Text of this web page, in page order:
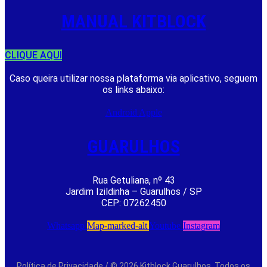
MANUAL KITBLOCK
CLIQUE AQUI
Caso queira utilizar nossa plataforma via aplicativo, seguem
os links abaixo:
Android Apple
GUARULHOS
Rua Getuliana, nº 43
Jardim Izildinha – Guarulhos / SP
CEP: 07262450
Whatsapp Map-marked-altYoutube Instagram